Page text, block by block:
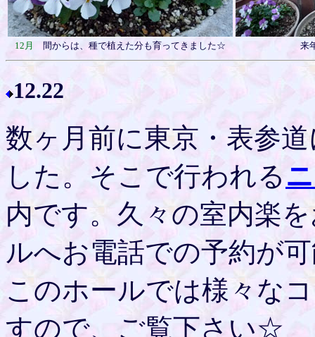
12月 間からは、種で植えた分も育ってきました☆ 来
12.22
数ヶ月前に東京・表参
した。そこで行われる
内です。久々の室内楽
ルへお電話での予約が
このホールでは様々な
すので、ご覧下さい☆